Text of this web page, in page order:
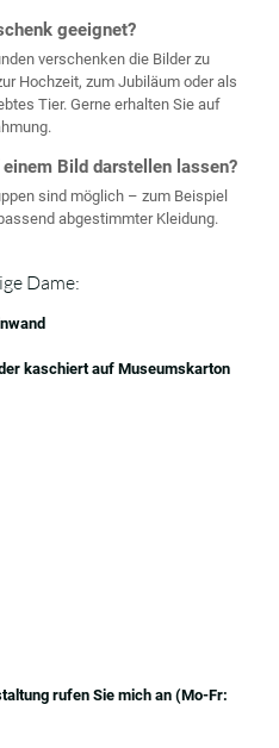
geeignet?
verschenken die Bilder zu
Hochzeit, zum Jubiläum oder als
Tier. Gerne erhalten Sie auf
Bild darstellen lassen?
sind möglich – zum Beispiel
abgestimmter Kleidung.
Dame:
kaschiert auf Museumskarton
rufen Sie mich an (Mo-Fr: